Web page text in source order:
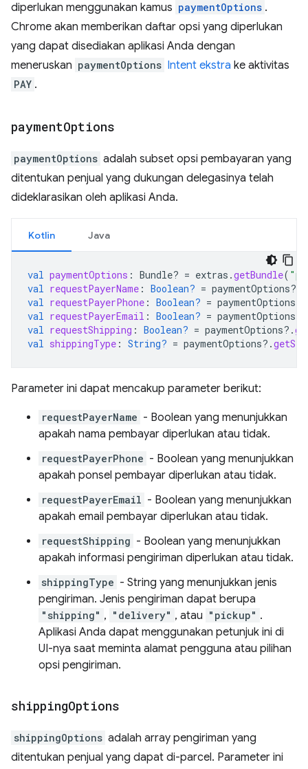
diperlukan menggunakan kamus paymentOptions .
Chrome akan memberikan daftar opsi yang diperlukan
yang dapat disediakan aplikasi Anda dengan
meneruskan paymentOptions Intent ekstra ke aktivitas
PAY .
paymentOptions
paymentOptions adalah subset opsi pembayaran yang
ditentukan penjual yang dukungan delegasinya telah
dideklarasikan oleh aplikasi Anda.
Kotlin Java
val paymentOptions : Bundle? = extras .getBundle(
val requestPayerName : Boolean? = paymentOptions?.
val requestPayerPhone : Boolean? = paymentOptions
val requestPayerEmail : Boolean? = paymentOptions
val requestShipping : Boolean? = paymentOptions?.
val shippingType : String? = paymentOptions?.
Parameter ini dapat mencakup parameter berikut:
requestPayerName - Boolean yang menunjukkan
apakah nama pembayar diperlukan atau tidak.
requestPayerPhone - Boolean yang menunjukkan
apakah ponsel pembayar diperlukan atau tidak.
requestPayerEmail - Boolean yang menunjukkan
apakah email pembayar diperlukan atau tidak.
requestShipping - Boolean yang menunjukkan
apakah informasi pengiriman diperlukan atau tidak.
shippingType - String yang menunjukkan jenis
pengiriman. Jenis pengiriman dapat berupa
"shipping" , "delivery" , atau "pickup" .
Aplikasi Anda dapat menggunakan petunjuk ini di
UI-nya saat meminta alamat pengguna atau pilihan
opsi pengiriman.
shippingOptions
shippingOptions adalah array pengiriman yang
ditentukan penjual yang dapat di-parcel. Parameter ini